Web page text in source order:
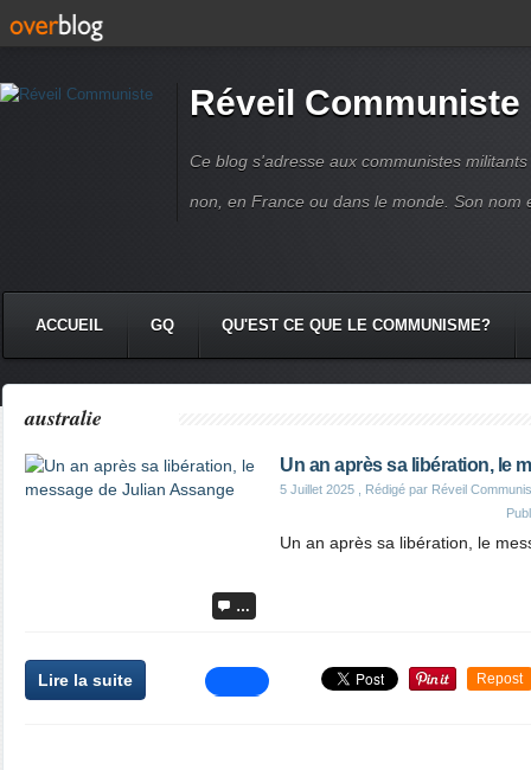
Réveil Communiste
Ce blog s'adresse aux communistes
non, en France ou dans le monde. Son nom
ACCUEIL GQ QU'EST CE QUE LE COMMUNISME?
australie
…
Un an après sa libération, le
5 Juillet 2025 , Rédigé par Réveil
Un an après sa libération, le
Lire la suite Repost